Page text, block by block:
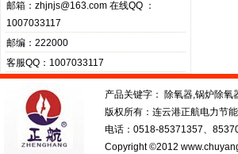
邮箱：zhjnjs@163.com 在线QQ ：
1007033117
邮编：222000
客服QQ：1007033117
产品关键字： 除氧器,锅炉除
版权所有：连云港正航电力
电话：0518-85371357、
Copyright ©2012